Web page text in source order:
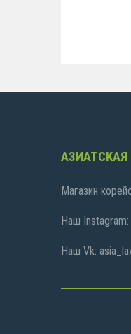
АЗИАТСКАЯ
Магазин
Наш Instagram:
Наш Vk: